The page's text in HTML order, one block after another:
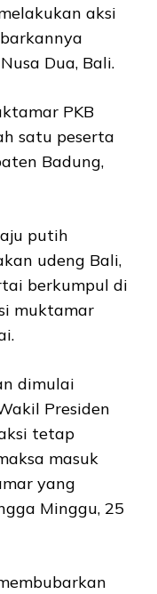
aksi
Dua, Bali.
PKB
satu peserta
Badung,
putih
udeng Bali,
berkumpul di
muktamar
dimulai
Presiden
tetap
masuk
yang
Minggu, 25